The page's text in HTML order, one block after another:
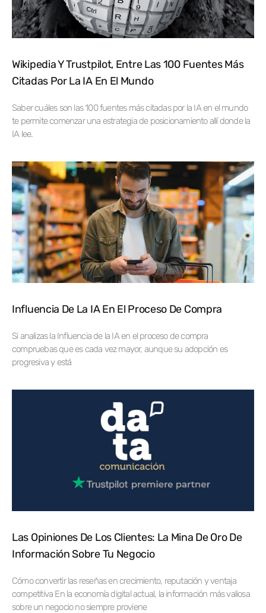
Wikipedia Y Trustpilot, Entre Las 100 Fuentes Más
Citadas Por La IA En El Mundo
Saber cuáles son las 100 fuentes más citadas por la IA en el mundo
te permite comenzar una estrategia de posicionamiento allí donde la
IA lee.
Influencia De La IA En El Proceso De Compra
Si analizas la Influencia de la IA en el proceso de compra
compruebas que es cada vez mayor, aunque su adopción es
progresiva y está
Las Opiniones De Los Clientes: La Mina De Oro De
Información Sobre Tu Negocio
Cómo convertir las reseñas en crecimiento, reputación y ventaja
competitiva En la economía digital actual, la información más valiosa
sobre un negocio no siempre proviene